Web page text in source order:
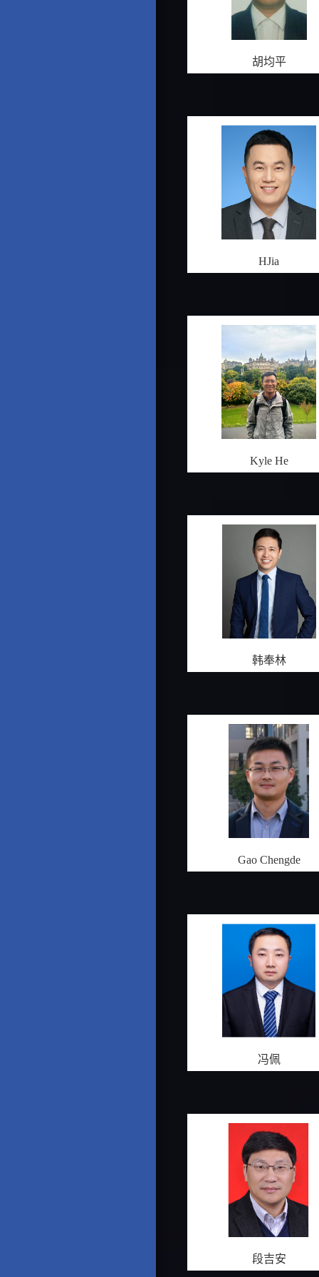
胡均平
HJia
Kyle He
韩奉林
Gao Chengde
冯佩
段吉安